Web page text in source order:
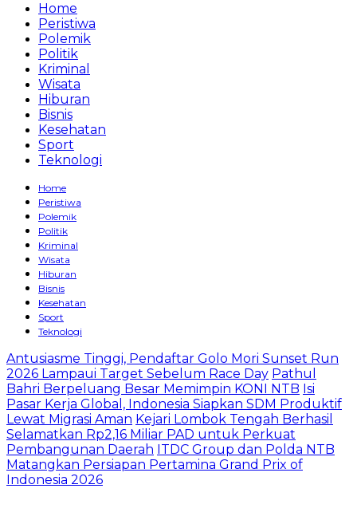
Home
Peristiwa
Polemik
Politik
Kriminal
Wisata
Hiburan
Bisnis
Kesehatan
Sport
Teknologi
Home
Peristiwa
Polemik
Politik
Kriminal
Wisata
Hiburan
Bisnis
Kesehatan
Sport
Teknologi
Antusiasme Tinggi, Pendaftar Golo Mori Sunset Run
2026 Lampaui Target Sebelum Race Day Pathul
Bahri Berpeluang Besar Memimpin KONI NTB ​Isi
Pasar Kerja Global, Indonesia Siapkan SDM Produktif
Lewat Migrasi Aman Kejari Lombok Tengah Berhasil
Selamatkan Rp2,16 Miliar PAD untuk Perkuat
Pembangunan Daerah ITDC Group dan Polda NTB
Matangkan Persiapan Pertamina Grand Prix of
Indonesia 2026